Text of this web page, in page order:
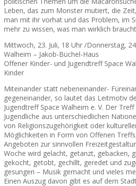
Leben, das zum Monster mutiert, die
man mit ihr vorhat und das Problem, im
mehr zu wissen, was man wirklich
Mittwoch, 23. Juli, 18 Uhr /Donnerstag,
Walheim – Jakob-Büchel-Haus
Offener Kinder- und Jugendtreff Space
Kinder
Miteinander statt nebeneinander-
gegeneinander, so lautet das Leitmotiv
Jugendtreff Space Walheim e. V. Der
Jugendliche aus unterschiedlichen
von Religionszugehörigkeit oder
Möglichkeiten in Form von Offenen
Angeboten zur sinnvollen
Woche wird gelacht, getanzt, gebacken,
gekocht, getobt, gechillt, geredet und
gesungen – Musik gemacht und vieles
Einen Auszug davon gibt es auf dem